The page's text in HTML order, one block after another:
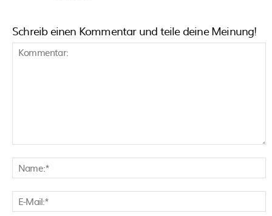
Schreib einen Kommentar und teile deine Meinung!